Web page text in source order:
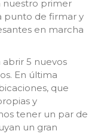
nuestro primer
punto de firmar y
en marcha
abrir 5 nuevos
En última
que
y
tener un par de
un gran